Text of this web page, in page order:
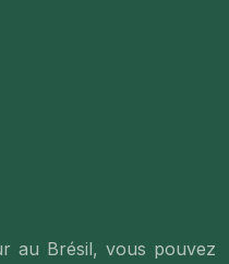
au Brésil, vous pouvez